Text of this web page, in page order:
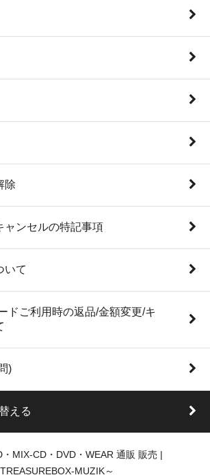
除
ャンセルの特記事項
いて
ドご利用時の返品/金額変更/キ
)
える
・MIX-CD・DVD・WEAR 通販 販売 |
TREASUREBOX-MUZIK～